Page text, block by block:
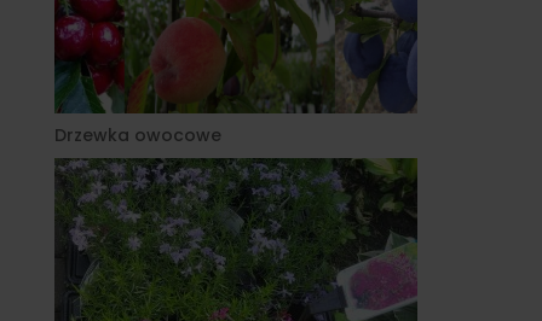
Drzewka owocowe